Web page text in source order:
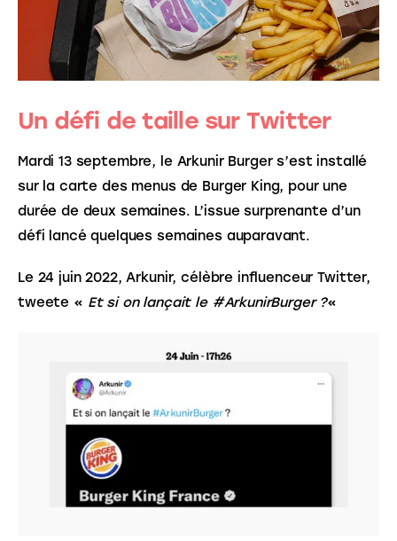
Un défi de taille sur Twitter
Mardi 13 septembre, le Arkunir Burger s’est installé
sur la carte des menus de Burger King, pour une
durée de deux semaines. L’issue surprenante d’un
défi lancé quelques semaines auparavant.
Le 24 juin 2022, Arkunir, célèbre influenceur Twitter,
tweete « Et si on lançait le #ArkunirBurger ?«